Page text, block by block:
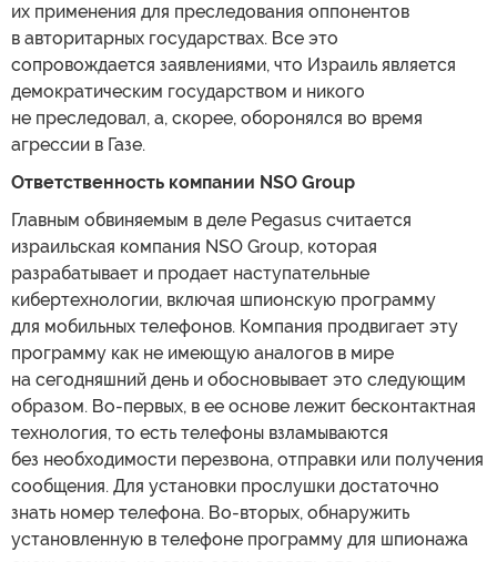
их применения для преследования оппонентов
в авторитарных государствах. Все это
сопровождается заявлениями, что Израиль является
демократическим государством и никого
не преследовал, а, скорее, оборонялся во время
агрессии в Газе.
Ответственность компании NSO Group
Главным обвиняемым в деле Pegasus считается
израильская компания NSO Group, которая
разрабатывает и продает наступательные
кибертехнологии, включая шпионскую программу
для мобильных телефонов. Компания продвигает эту
программу как не имеющую аналогов в мире
на сегодняшний день и обосновывает это следующим
образом. Во-первых, в ее основе лежит бесконтактная
технология, то есть телефоны взламываются
без необходимости перезвона, отправки или получения
сообщения. Для установки прослушки достаточно
знать номер телефона. Во-вторых, обнаружить
установленную в телефоне программу для шпионажа